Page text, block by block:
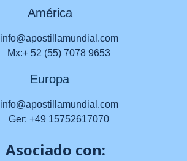
América
info@apostillamundial.com
Mx:+ 52 (55) 7078 9653
Europa
info@apostillamundial.com
Ger: +49 15752617070
Asociado con: